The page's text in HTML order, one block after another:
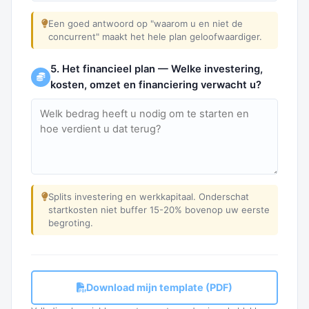
Een goed antwoord op "waarom u en niet de
concurrent" maakt het hele plan geloofwaardiger.
5. Het financieel plan — Welke investering,
kosten, omzet en financiering verwacht u?
Splits investering en werkkapitaal. Onderschat
startkosten niet buffer 15-20% bovenop uw eerste
begroting.
Download mijn template (PDF)